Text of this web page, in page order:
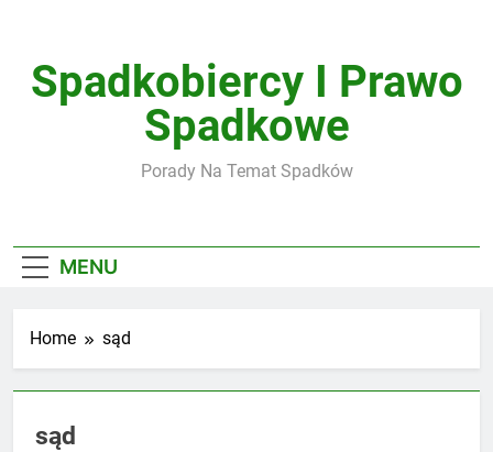
contentSpadkobiercy I Prawo
Spadkowe
Porady Na Temat Spadków
MENU
Home sąd
sąd